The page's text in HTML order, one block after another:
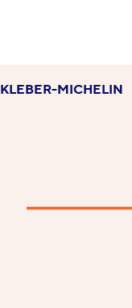
KLEBER-MICHELIN